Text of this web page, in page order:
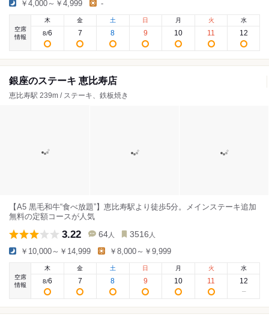
￥4,000～￥4,999 -
空席
情報
木
8/6
金
7
土
8
日
9
月
10
火
11
水
12
銀座のステーキ 恵比寿店
恵比寿駅 239m / ステーキ、鉄板焼き
【A5 黒毛和牛“食べ放題”】恵比寿駅より徒歩5分。メインステーキ追加
無料の定額コースが人気
3.22 64 人 3516 人
￥10,000～￥14,999 ￥8,000～￥9,999
空席
情報
木
8/6
金
7
土
8
日
9
月
10
火
11
水
12